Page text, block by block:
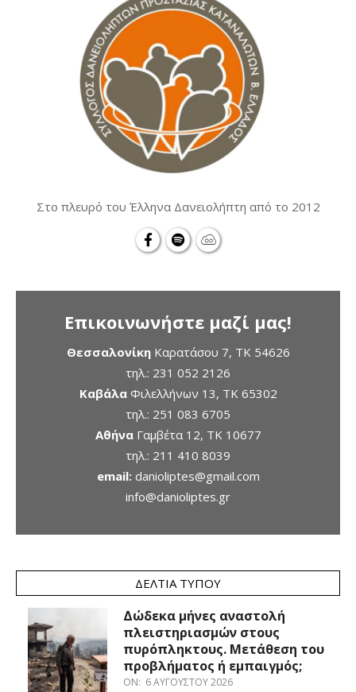
Στο πλευρό του Έλληνα Δανειολήπτη από το 2012
Επικοινωνήστε μαζί μας!
ΘεσσαλονίκηΚαρατάσου 7, TK 54626
τηλ.: 231 052 2126
ΚαβάλαΦιλελλήνων 13, ΤΚ 65302
τηλ.: 251 083 6705
ΑθήναΓαμβέτα 12, ΤΚ 10677
τηλ.: 211 410 8039
email: danioliptes@gmail.com
info@danioliptes.gr
ΔΕΛΤΊΑ ΤΎΠΟΥ
Δώδεκα μήνες αναστολή
πλειστηριασμών στους
πυρόπληκτους. Μετάθεση του
προβλήματος ή εμπαιγμός;
ON: 6 ΑΥΓΟΎΣΤΟΥ 2026